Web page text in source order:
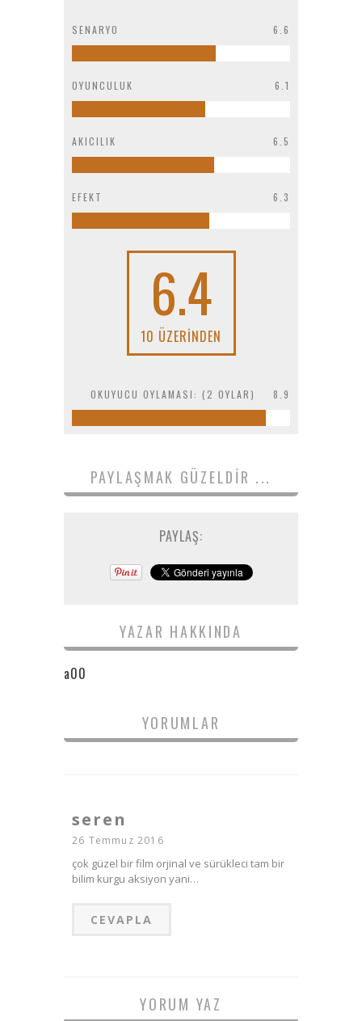
SENARYO 6.6
OYUNCULUK 6.1
AKICILIK 6.5
EFEKT 6.3
6.4
10 ÜZERINDEN
OKUYUCU OYLAMASI: ( 2 OYLAR) 8.9
PAYLAŞMAK GÜZELDIR ...
PAYLAŞ:
YAZAR HAKKINDA
a00
YORUMLAR
seren
26 Temmuz 2016
çok güzel bir film orjinal ve sürükleci tam bir
bilim kurgu aksiyon yani…
CEVAPLA
YORUM YAZ